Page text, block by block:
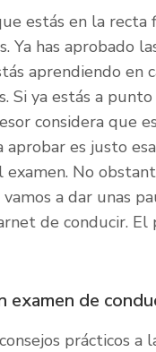
estás en la recta
Ya has aprobado
aprendiendo en
Si ya estás a
considera que
aprobar es justo
No
a dar unas
de conducir.
examen de
prácticos a